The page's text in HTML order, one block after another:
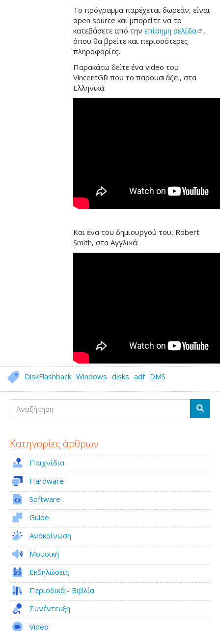
Το πρόγραμμα παρέχεται δωρεάν, είναι
open source και μπορείτε να το
κατεβάσετε από τηνεπίσημησελίδα
,
όπου θα βρείτε και περισσότερες
πληροφορίες.
Παρακάτω δείτε ένα video του
VincentGR που το παρουσιάζει, στα
Ελληνικά:
Και ένα του δημιουργού του, Robert
Smith, στα Αγγλικά:
DiskFlashback Windows disks adf DMS
Αναζήτηση
Κατηγορίες άρθρων
Παιχνίδια
Hardware
Software
Guide
Ανακοίνωση
Μουσική
Εκδηλώσεις
Περιοδικά - Βιβλία
Συνέντευξη
Video